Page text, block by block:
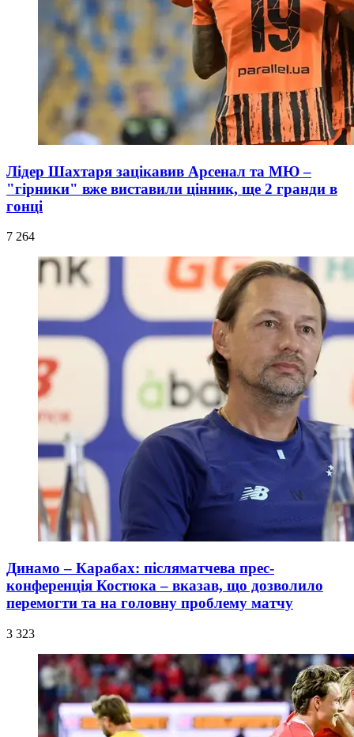
Лідер Шахтаря зацікавив Арсенал та МЮ –
"гірники" вже виставили цінник, ще 2 гранди в
гонці
7 264
Динамо – Карабах: післяматчева прес-
конференція Костюка – вказав, що дозволило
перемогти та на головну проблему матчу
3 323